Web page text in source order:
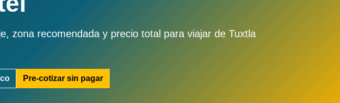
zona recomendada y precio total para viajar de Tuxtla
Pre-cotizar sin pagar